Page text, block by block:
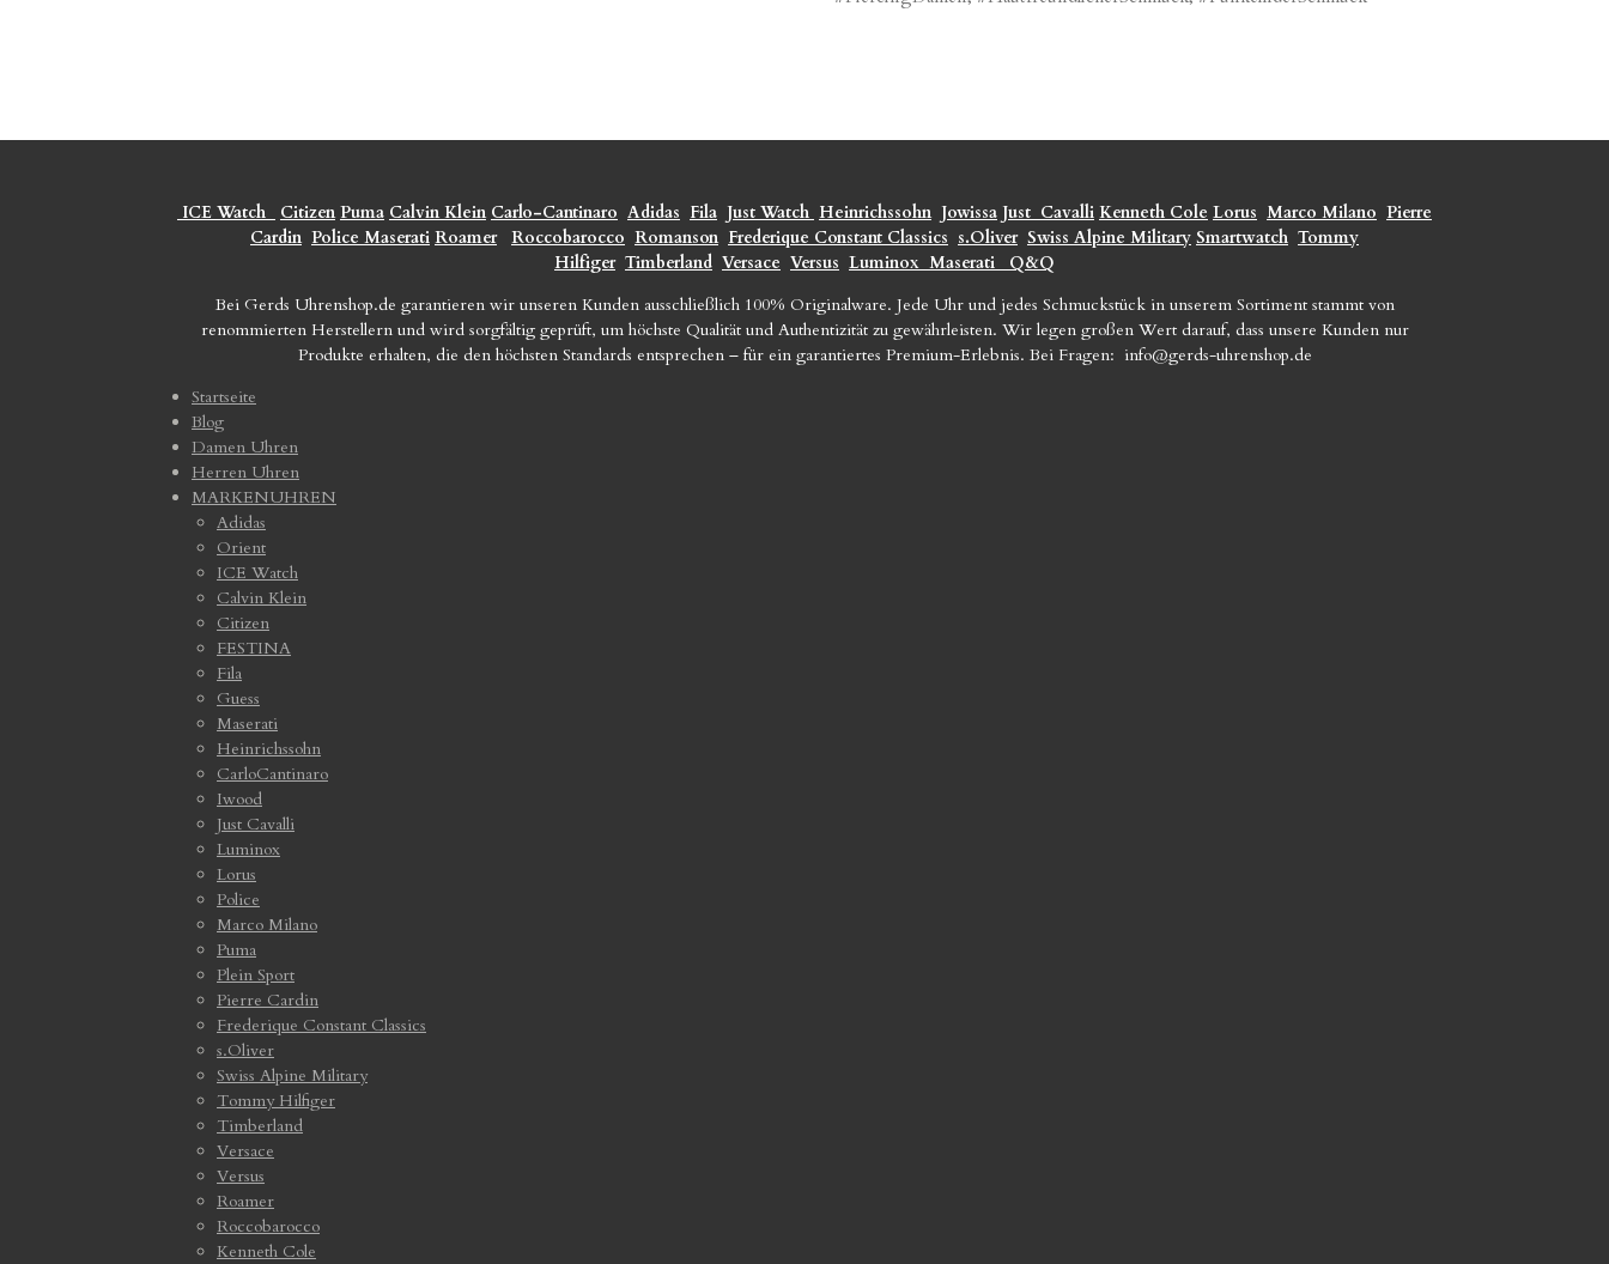
ICE Watch Citizen Puma Calvin Klein Carlo-Cantinaro Adidas Fila Just Watch Heinrichssohn Jowissa Just Cavalli Kenneth Cole Lorus Marco Milano Pierre
Cardin Police Maserati Roamer Roccobarocco Romanson Frederique Constant Classics s.Oliver Swiss Alpine Military Smartwatch Tommy
Hilfiger Timberland Versace Versus Luminox Maserati
Q&Q
Bei Gerds Uhrenshop.de garantieren wir unseren Kunden ausschließlich 100% Originalware. Jede Uhr und jedes Schmuckstück in unserem Sortiment stammt von
renommierten Herstellern und wird sorgfältig geprüft, um höchste Qualität und Authentizität zu gewährleisten. Wir legen großen Wert darauf, dass unsere Kunden nur
Produkte erhalten, die den höchsten Standards entsprechen – für ein garantiertes Premium-Erlebnis. Bei Fragen: info@gerds-uhrenshop.de
Startseite
Blog
Damen Uhren
Herren Uhren
MARKENUHREN
Adidas
Orient
ICE Watch
Calvin Klein
Citizen
FESTINA
Fila
Guess
Maserati
Heinrichssohn
CarloCantinaro
Iwood
Just Cavalli
Luminox
Lorus
Police
Marco Milano
Puma
Plein Sport
Pierre Cardin
Frederique Constant Classics
s.Oliver
Swiss Alpine Military
Tommy Hilfiger
Timberland
Versace
Versus
Roamer
Roccobarocco
Kenneth Cole